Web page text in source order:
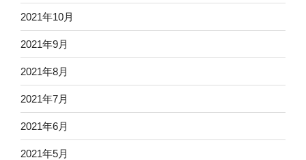
2021年10月
2021年9月
2021年8月
2021年7月
2021年6月
2021年5月